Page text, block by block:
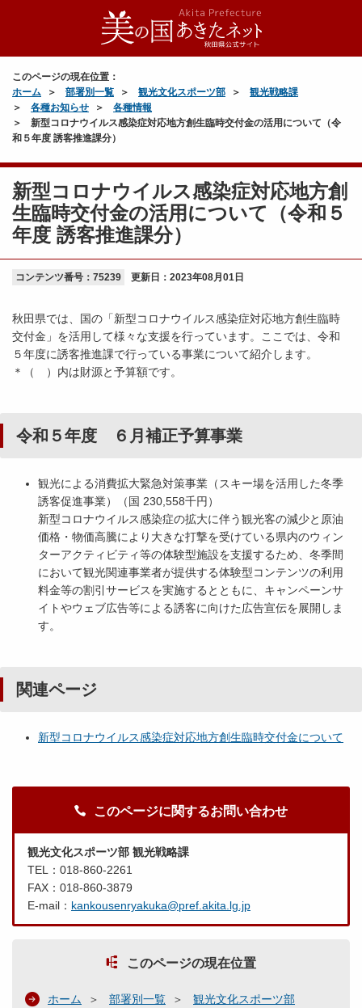
このページの現在位置：
ホーム
部署別一覧 観光文化スポーツ部
観光戦略課
各種お知らせ
各種情報
新型コロナウイルス感染症対応地方創生臨時交付金の活用について（令
和５年度 誘客推進課分）
新型コロナウイルス感染症対応地方創
生臨時交付金の活用について（令和５
年度 誘客推進課分）
コンテンツ番号：75239 更新日： 2023年08月01日
秋田県では、国の「新型コロナウイルス感染症対応地方創生臨時
交付金」を活用して様々な支援を行っています。ここでは、令和
５年度に誘客推進課で行っている事業について紹介します。
＊（ ）内は財源と予算額です。
令和５年度 ６月補正予算事業
観光による消費拡大緊急対策事業（スキー場を活用した冬季
誘客促進事業）（国 230,558千円）
新型コロナウイルス感染症の拡大に伴う観光客の減少と原油
価格・物価高騰により大きな打撃を受けている県内のウィン
ターアクティビティ等の体験型施設を支援するため、冬季間
において観光関連事業者が提供する体験型コンテンツの利用
料金等の割引サービスを実施するとともに、キャンペーンサ
イトやウェブ広告等による誘客に向けた広告宣伝を展開しま
す。
関連ページ
新型コロナウイルス感染症対応地方創生臨時交付金について
このページに関するお問い合わせ
観光文化スポーツ部 観光戦略課
TEL：018-860-2261
FAX：018-860-3879
E-mail： kankousenryakuka@pref.akita.lg.jp
このページの現在位置
ホーム 部署別一覧
観光文化スポーツ部